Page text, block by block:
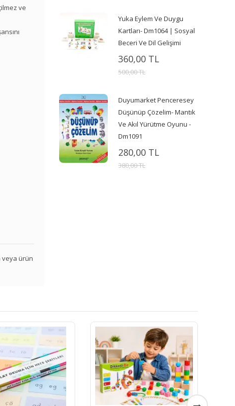
ve
veya ürün
Yuka Eylem Ve Duygu
Kartları- Dm1064 | Sosyal
Beceri Ve Dil Gelişimi
360,00 TL
500,00 TL
Duyumarket Penceresey
Düşünüp Çözelim- Mantık
Ve Akıl Yürütme Oyunu -
Dm1091
280,00 TL
380,00 TL